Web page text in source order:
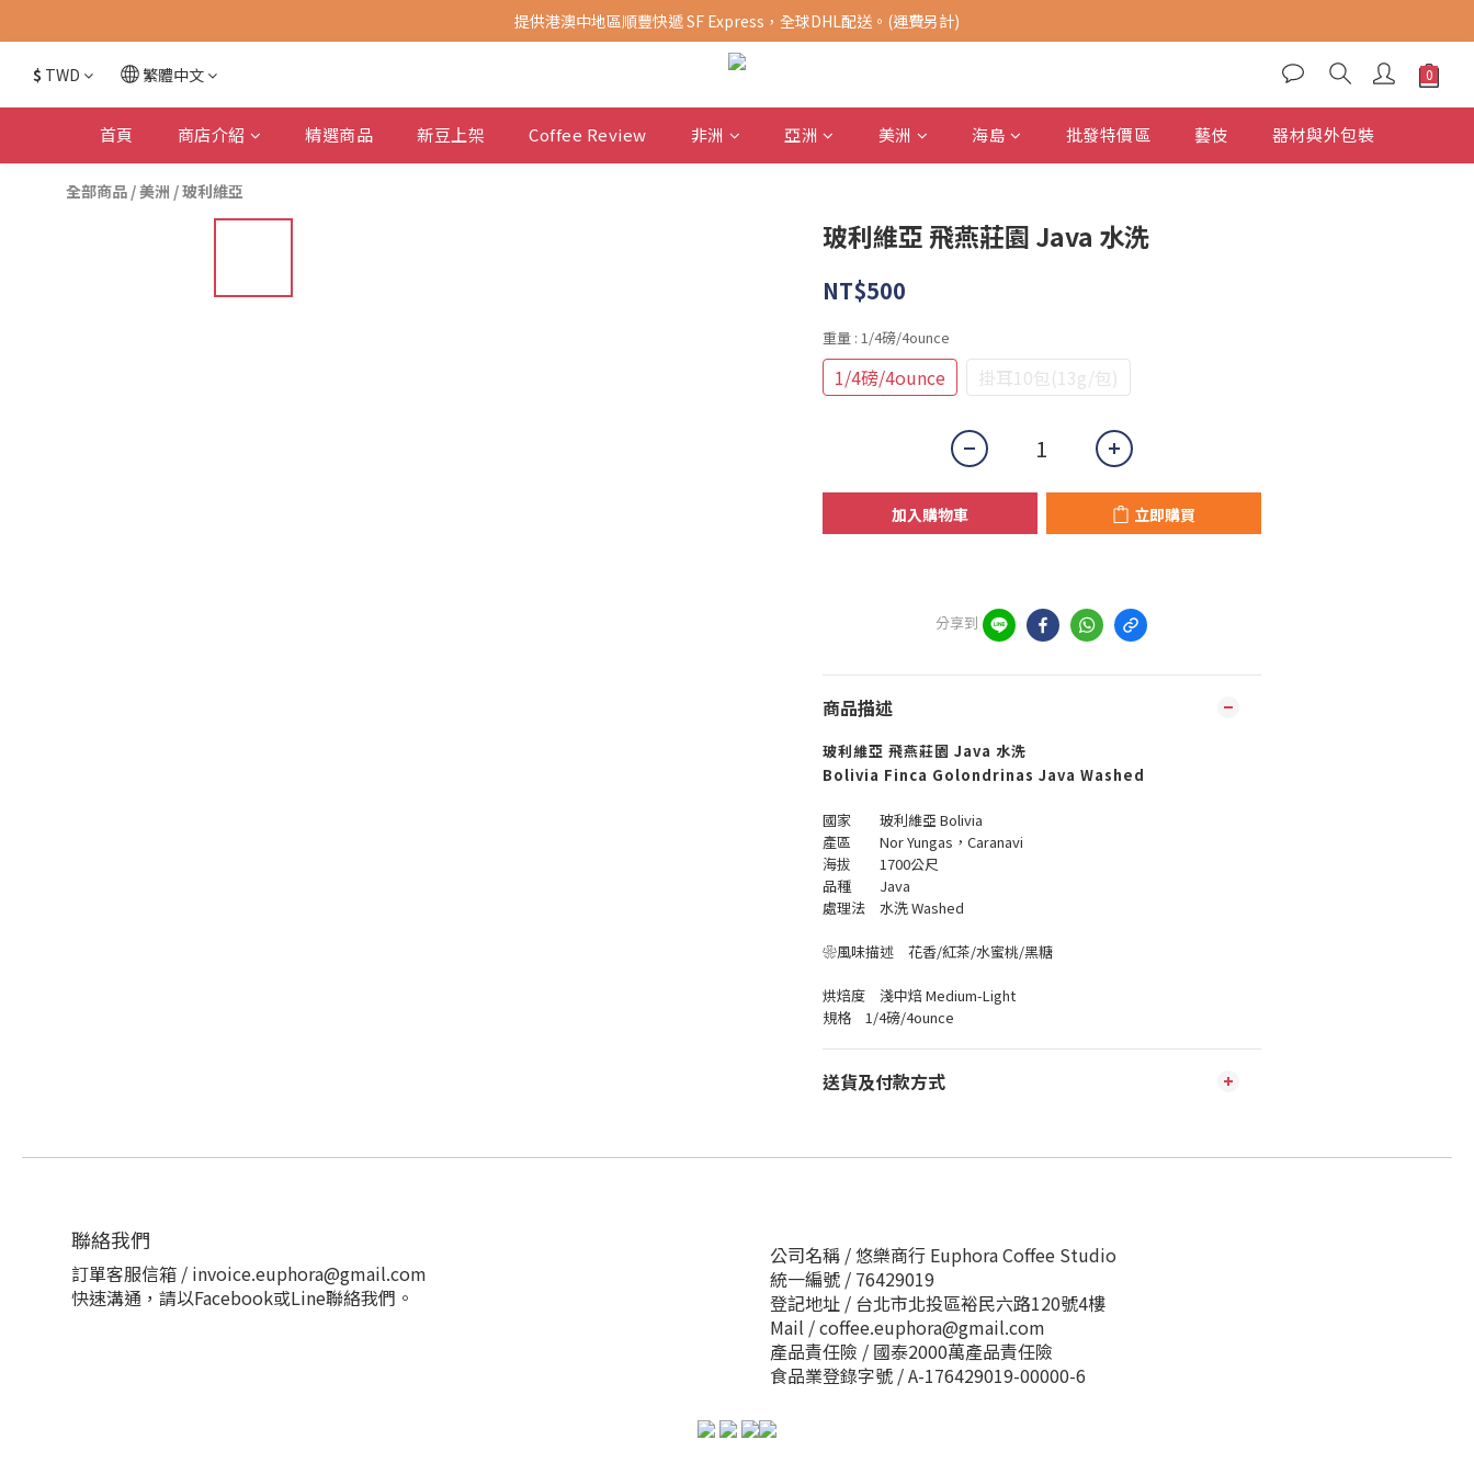
購買指定商品，滿千元免運費 (限台灣地區)
提供港澳中地區順豐快遞 SF Express，全球DHL配送。(運費另計)
購買指定商品，滿千元免運費 (限台灣地區)
$ TWD 繁體中文
首頁 商店介紹 精選商品 新豆上架 Coffee Review 非洲 亞洲 美洲 海島 批發特價區 藝伎 器材與外包裝
全部商品 /美洲 /玻利維亞
玻利維亞 飛燕莊園 Java 水洗
NT$500
重量 : 1/4磅/4ounce
1/4磅/4ounce 掛耳10包(13g/包)
加入購物車 立即購買
分享到
商品描述
玻利維亞 飛燕莊園 Java 水洗
Bolivia Finca Golondrinas Java Washed
國家 玻利維亞 Bolivia
產區 Nor Yungas，Caranavi
海拔 1700公尺
品種 Java
處理法 水洗 Washed
❀風味描述 花香/紅茶/水蜜桃/黑糖
烘焙度 淺中焙 Medium-Light
規格 1/4磅/4ounce
送貨及付款方式
聯絡我們
訂單客服信箱 / invoice.euphora@gmail.com
快速溝通，請以Facebook或Line聯絡我們。
公司名稱 / 悠樂商行 Euphora Coffee Studio
統一編號 / 76429019
登記地址 / 台北市北投區裕民六路120號4樓
Mail / coffee.euphora@gmail.com
產品責任險 / 國泰2000萬產品責任險
食品業登錄字號 / A-176429019-00000-6